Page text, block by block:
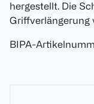
hergestellt. Die
Griffverlängerung
BIPA-